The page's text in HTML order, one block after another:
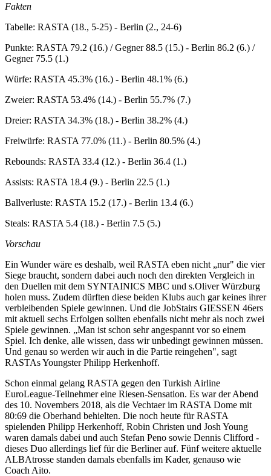
Fakten
Tabelle: RASTA (18., 5-25) - Berlin (2., 24-6)
Punkte: RASTA 79.2 (16.) / Gegner 88.5 (15.) - Berlin 86.2 (6.) /
Gegner 75.5 (1.)
Würfe: RASTA 45.3% (16.) - Berlin 48.1% (6.)
Zweier: RASTA 53.4% (14.) - Berlin 55.7% (7.)
Dreier: RASTA 34.3% (18.) - Berlin 38.2% (4.)
Freiwürfe: RASTA 77.0% (11.) - Berlin 80.5% (4.)
Rebounds: RASTA 33.4 (12.) - Berlin 36.4 (1.)
Assists: RASTA 18.4 (9.) - Berlin 22.5 (1.)
Ballverluste: RASTA 15.2 (17.) - Berlin 13.4 (6.)
Steals: RASTA 5.4 (18.) - Berlin 7.5 (5.)
Vorschau
Ein Wunder wäre es deshalb, weil RASTA eben nicht „nur" die vier
Siege braucht, sondern dabei auch noch den direkten Vergleich in
den Duellen mit dem SYNTAINICS MBC und s.Oliver Würzburg
holen muss. Zudem dürften diese beiden Klubs auch gar keines ihrer
verbleibenden Spiele gewinnen. Und die JobStairs GIESSEN 46ers
mit aktuell sechs Erfolgen sollten ebenfalls nicht mehr als noch zwei
Spiele gewinnen. „Man ist schon sehr angespannt vor so einem
Spiel. Ich denke, alle wissen, dass wir unbedingt gewinnen müssen.
Und genau so werden wir auch in die Partie reingehen", sagt
RASTAs Youngster Philipp Herkenhoff.
Schon einmal gelang RASTA gegen den Turkish Airline
EuroLeague-Teilnehmer eine Riesen-Sensation. Es war der Abend
des 10. Novembers 2018, als die Vechtaer im RASTA Dome mit
80:69 die Oberhand behielten. Die noch heute für RASTA
spielenden Philipp Herkenhoff, Robin Christen und Josh Young
waren damals dabei und auch Stefan Peno sowie Dennis Clifford -
dieses Duo allerdings lief für die Berliner auf. Fünf weitere aktuelle
ALBAtrosse standen damals ebenfalls im Kader, genauso wie
Coach Aito.